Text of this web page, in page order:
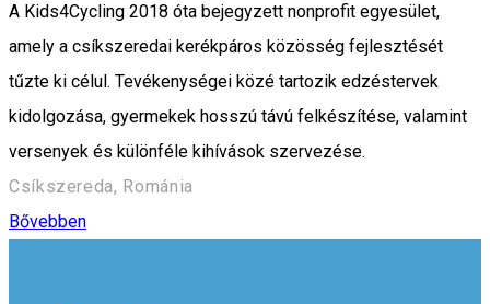
A Kids4Cycling 2018 óta bejegyzett nonprofit egyesület,
amely a csíkszeredai kerékpáros közösség fejlesztését
tűzte ki célul. Tevékenységei közé tartozik edzéstervek
kidolgozása, gyermekek hosszú távú felkészítése, valamint
versenyek és különféle kihívások szervezése.
Csíkszereda, Románia
Bővebben